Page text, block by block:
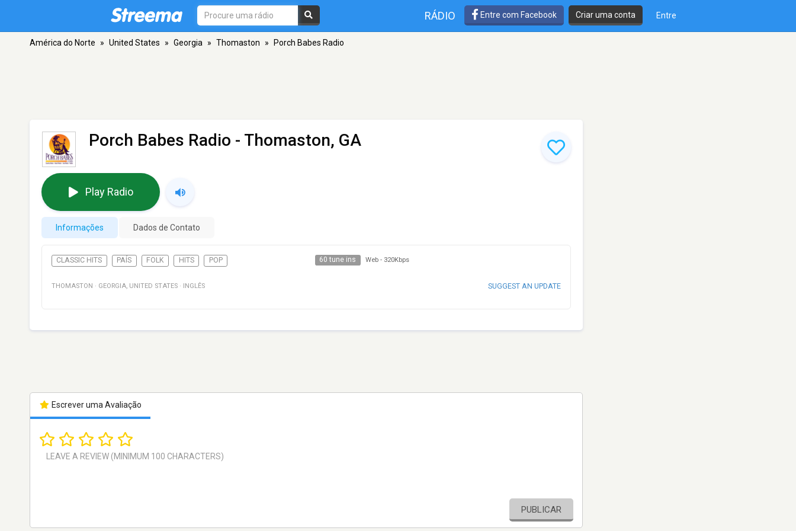
RÁDIO Entre com Facebook Criar uma conta Entre
América do Norte » United States » Georgia » Thomaston » Porch Babes Radio
Porch Babes Radio - Thomaston, GA
Play Radio
Informações Dados de Contato
CLASSIC HITS PAÍS FOLK HITS POP 60 tune ins Web - 320Kbps
THOMASTON · GEORGIA, UNITED STATES · INGLÊS SUGGEST AN UPDATE
Escrever uma Avaliação
PUBLICAR